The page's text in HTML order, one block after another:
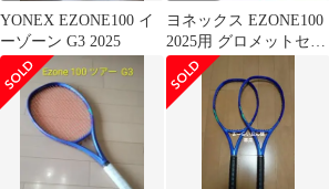
YONEX EZONE100 イ
ーゾーン G3 2025
ヨネックス EZONE100
2025用 グロメットセッ
ト GST-023EX YONEX
テニスラケット用 グロ
メット 交換パーツ 純正
保護パーツ ストリング
保護 EZONE100 100L
100+ 対応